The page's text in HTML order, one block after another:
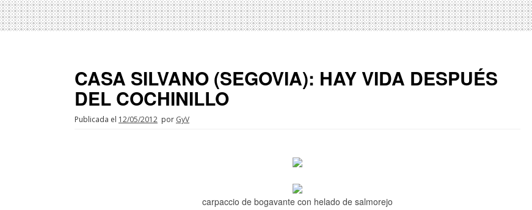
CASA SILVANO (SEGOVIA): HAY VIDA DESPUÉS
DEL COCHINILLO
Publicada el 12/05/2012 por GyV
carpaccio de bogavante con helado de salmorejo